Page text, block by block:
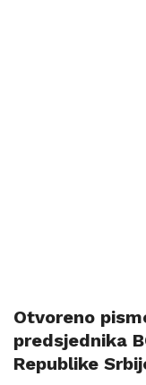
Otvoreno
predsjednika
Republike